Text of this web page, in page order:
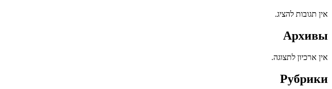
אין תגובות להציג.
Архивы
אין ארכיון לתצוגה.
Рубрики